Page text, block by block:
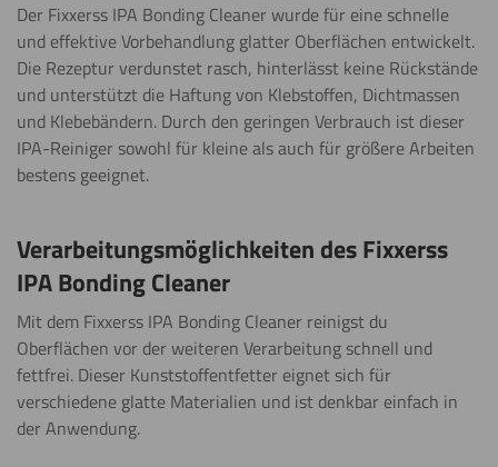
Der Fixxerss IPA Bonding Cleaner wurde für eine schnelle
und effektive Vorbehandlung glatter Oberflächen entwickelt.
Die Rezeptur verdunstet rasch, hinterlässt keine Rückstände
und unterstützt die Haftung von Klebstoffen, Dichtmassen
und Klebebändern. Durch den geringen Verbrauch ist dieser
IPA-Reiniger sowohl für kleine als auch für größere Arbeiten
bestens geeignet.
Verarbeitungsmöglichkeiten des Fixxerss
IPA Bonding Cleaner
Mit dem Fixxerss IPA Bonding Cleaner reinigst du
Oberflächen vor der weiteren Verarbeitung schnell und
fettfrei. Dieser Kunststoffentfetter eignet sich für
verschiedene glatte Materialien und ist denkbar einfach in
der Anwendung.